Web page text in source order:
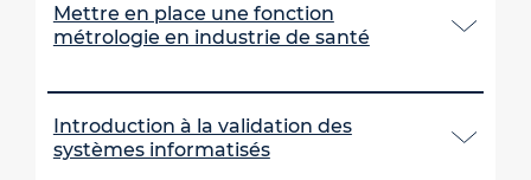
Mettre en place une fonction
métrologie en industrie de santé
Introduction à la validation des
systèmes informatisés